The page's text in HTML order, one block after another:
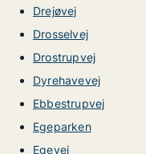
Drejøvej
Drosselvej
Drostrupvej
Dyrehavevej
Ebbestrupvej
Egeparken
Egevej